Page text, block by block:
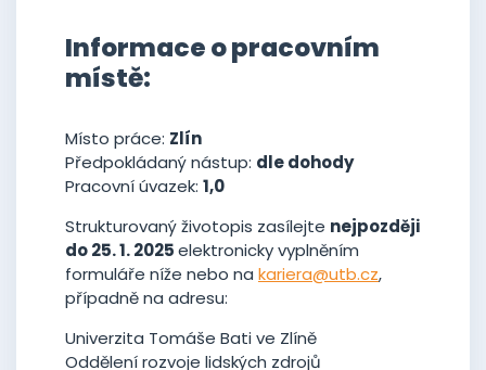
Informace o pracovním
místě:
Místo práce: Zlín
Předpokládaný nástup: dle dohody
Pracovní úvazek: 1,0
Strukturovaný životopis zasílejte nejpozději
do 25. 1. 2025elektronicky vyplněním
formuláře níže nebo na kariera@utb.cz,
případně na adresu:
Univerzita Tomáše Bati ve Zlíně
Oddělení rozvoje lidských zdrojů